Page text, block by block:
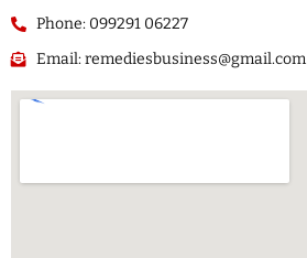
Phone: 099291 06227
Email: remediesbusiness@gmail.com